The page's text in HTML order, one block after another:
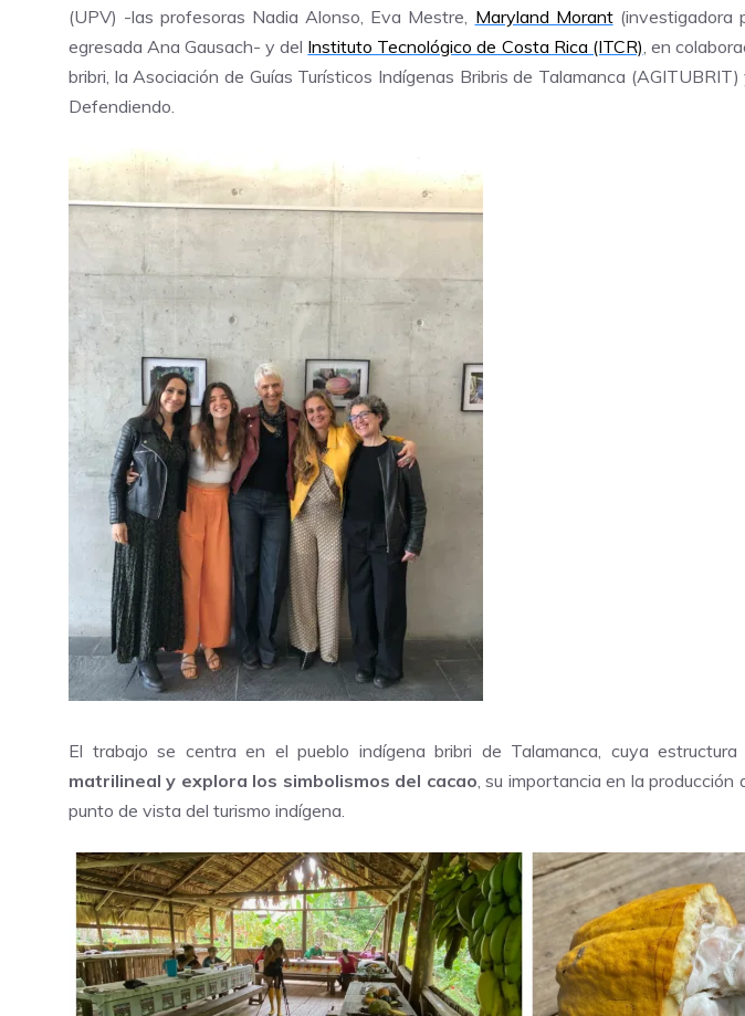
(UPV) -las profesoras Nadia Alonso, Eva Mestre, Maryland Morant(investigadora
egresada Ana Gausach- y del Instituto Tecnológico de Costa Rica (ITCR), en
bribri, la Asociación de Guías Turísticos Indígenas Bribris de Talamanca
Defendiendo.
El trabajo se centra en el pueblo indígena bribri de Talamanca, cuya
matrilineal y explora los simbolismos del cacao, su importancia en la producción
punto de vista del turismo indígena.